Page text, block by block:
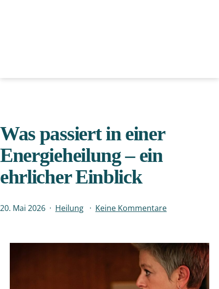
Was passiert in einer
Energieheilung – ein
ehrlicher Einblick
Veröffentlicht
20. Mai 2026
Kategorisiert
Heilung Keine Kommentarezu
einer
–
ein